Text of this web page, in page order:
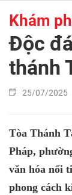
Khám
Độc
thánh
25/07/2025
Tòa Thánh
Pháp,
văn hóa nổi
phong cách